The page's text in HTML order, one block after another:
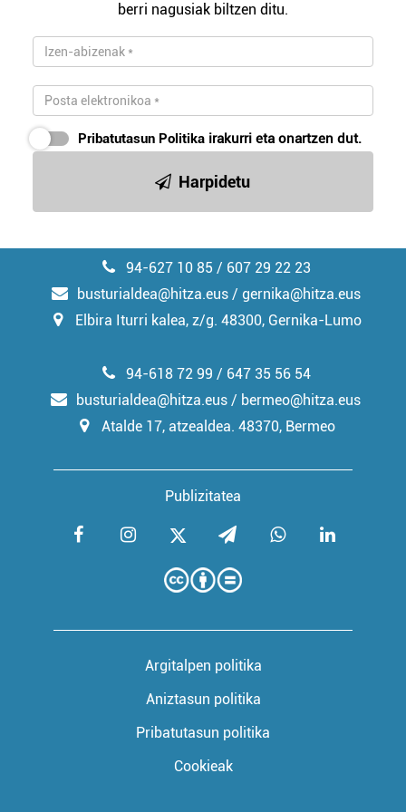
zerbitzuak hobetzeko asmoz, cookie teknologiaz
baliatzen gara. Ohar hau onartuz gero, teknologia hori
erabiltzeko baimen esplizitua ematen diguzu.Gehiago
irakurri
berri nagusiak biltzen ditu.
Pribatutasun Politika irakurri eta onartzen dut.
Harpidetu
94-627 10 85 / 607 29 22 23
busturialdea@hitza.eus / gernika@hitza.eus
Elbira Iturri kalea, z/g. 48300, Gernika-Lumo
Publizitatea
94-618 72 99 / 647 35 56 54
busturialdea@hitza.eus / bermeo@hitza.eus
Atalde 17, atzealdea. 48370, Bermeo
Argitalpen politika
Aniztasun politika
Pribatutasun politika
Cookieak